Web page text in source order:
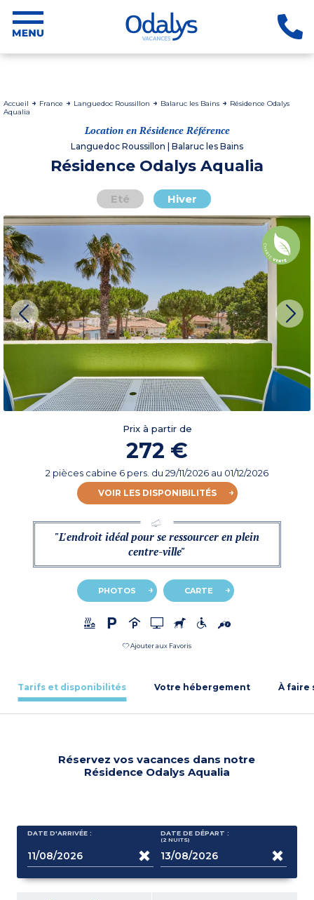
Accueil France Languedoc Roussillon Balaruc les Bains
Résidence Odalys
Aqualia
Location en Résidence Référence
Languedoc Roussillon | Balaruc les Bains
Résidence Odalys Aqualia
Eté Hiver
Prix à partir de
272 €
2 pièces cabine 6 pers. du 29/11/2026 au 01/12/2026
VOIR LES DISPONIBILITÉS
"L'endroit idéal pour se ressourcer en plein
centre-ville"
PHOTOS CARTE
Ajouter aux Favoris
Tarifs et disponibilités Votre hébergement À faire
Réservez vos vacances dans notre
Résidence Odalys Aqualia
DATE D'ARRIVÉE : DATE DE DÉPART :
(2 NUITS)